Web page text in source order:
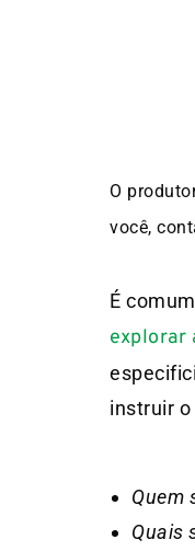
O
você,
É
explorar
instruir
Quem
Quais